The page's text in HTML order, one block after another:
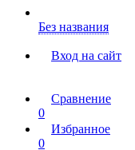
Без названия
Вход на сайт
Сравнение
0
Избранное
0